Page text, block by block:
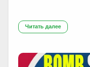
Читать далее